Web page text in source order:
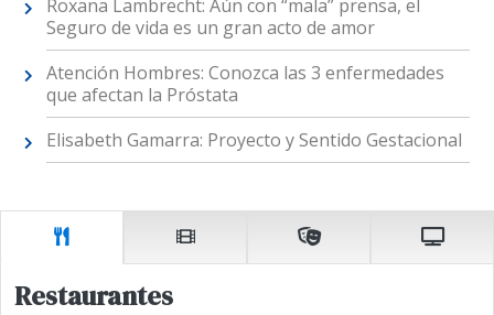
Roxana Lambrecht: Aún con “mala” prensa, el
Seguro de vida es un gran acto de amor
Atención Hombres: Conozca las 3 enfermedades
que afectan la Próstata
Elisabeth Gamarra: Proyecto y Sentido Gestacional
Restaurantes